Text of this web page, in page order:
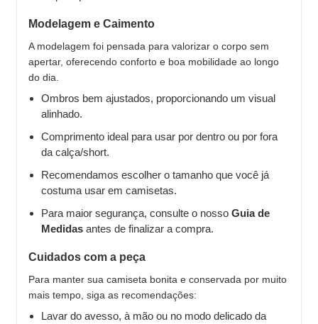
Modelagem e Caimento
A modelagem foi pensada para valorizar o corpo sem
apertar, oferecendo conforto e boa mobilidade ao longo
do dia.
Ombros bem ajustados, proporcionando um visual
alinhado.
Comprimento ideal para usar por dentro ou por fora
da calça/short.
Recomendamos escolher o tamanho que você já
costuma usar em camisetas.
Para maior segurança, consulte o nosso Guia de
Medidas antes de finalizar a compra.
Cuidados com a peça
Para manter sua camiseta bonita e conservada por muito
mais tempo, siga as recomendações:
Lavar do avesso, à mão ou no modo delicado da